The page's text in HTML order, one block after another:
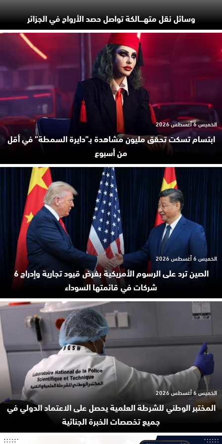
وسائل نقل متهـ.ـالكة تواصل حصد الأرواح في الجزائر
ابتسام تسكت تحقق مليون مشاهدة بـ”دايرة السمطة” في أقل
من أسبوع
الخميس 6 أغسطس 2026
الصين ترد على الرسوم الأمريكية بفرض قيود تجارية وإدراج 6
شركات في قائمتها السوداء
الخميس 6 أغسطس 2026
المختبر الوطني للشرطة العلمية يحصل على الاعتماد الدولي في
جميع تخصصات الخبرة الجنائية
الخميس 6 أغسطس 2026